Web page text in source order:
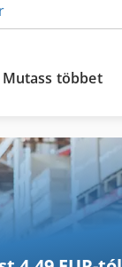
Mutass többet